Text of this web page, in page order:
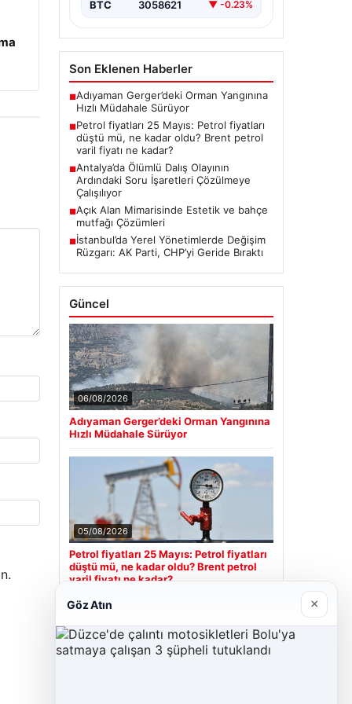
BTC 3058621 ▼ -0.23%
Son Eklenen Haberler
■Adıyaman Gerger’deki Orman Yangınına
Hızlı Müdahale Sürüyor
■Petrol fiyatları 25 Mayıs: Petrol fiyatları
düştü mü, ne kadar oldu? Brent petrol
varil fiyatı ne kadar?
■Antalya’da Ölümlü Dalış Olayının
Ardındaki Soru İşaretleri Çözülmeye
Çalışılıyor
■Açık Alan Mimarisinde Estetik ve bahçe
mutfağı Çözümleri
■İstanbul’da Yerel Yönetimlerde Değişim
Rüzgarı: AK Parti, CHP’yi Geride Bıraktı
Güncel
06/08/2026
Adıyaman Gerger’deki Orman Yangınına
Hızlı Müdahale Sürüyor
05/08/2026
Petrol fiyatları 25 Mayıs: Petrol fiyatları
düştü mü, ne kadar oldu? Brent petrol
varil fiyatı ne kadar?
Son Eklenen Firmalar
Göz Atın ×